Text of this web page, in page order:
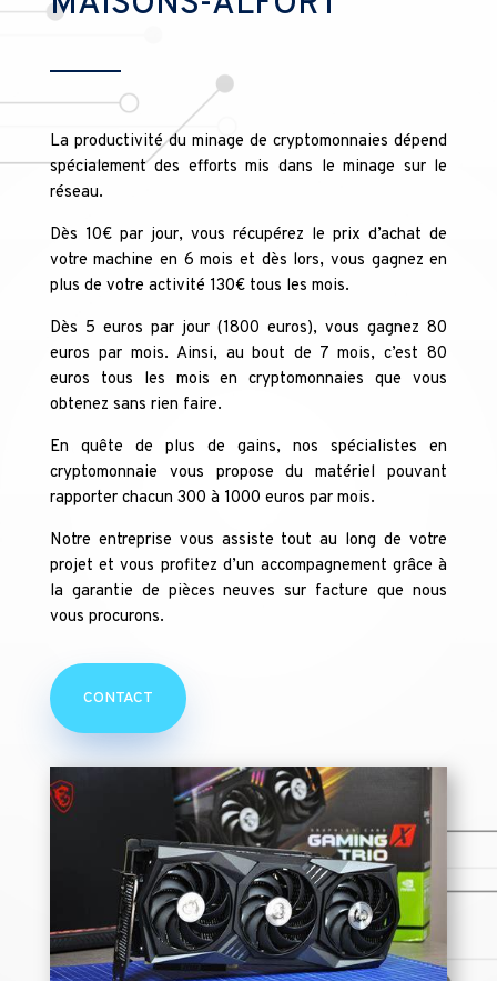
La productivité du minage de cryptomonnaies dépend
spécialement des efforts mis dans le minage sur le
réseau.
Dès 10€ par jour, vous récupérez le prix d’achat de
votre machine en 6 mois et dès lors, vous gagnez en
plus de votre activité 130€ tous les mois.
Dès 5 euros par jour (1800 euros), vous gagnez 80
euros par mois. Ainsi, au bout de 7 mois, c’est 80
euros tous les mois en cryptomonnaies que vous
obtenez sans rien faire.
En quête de plus de gains, nos spécialistes en
cryptomonnaie vous propose du matériel pouvant
rapporter chacun 300 à 1000 euros par mois.
Notre entreprise vous assiste tout au long de votre
projet et vous profitez d’un accompagnement grâce à
la garantie de pièces neuves sur facture que nous
vous procurons.
CONTACT